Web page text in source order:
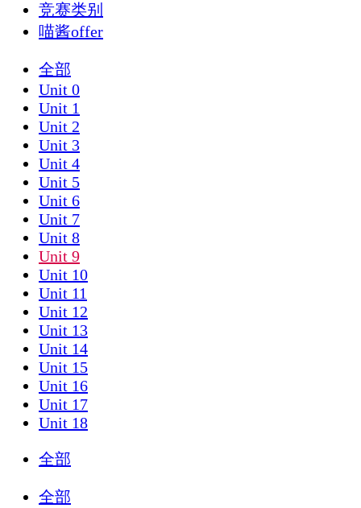
竞赛类别
喵酱offer
全部
Unit 0
Unit 1
Unit 2
Unit 3
Unit 4
Unit 5
Unit 6
Unit 7
Unit 8
Unit 9
Unit 10
Unit 11
Unit 12
Unit 13
Unit 14
Unit 15
Unit 16
Unit 17
Unit 18
全部
全部